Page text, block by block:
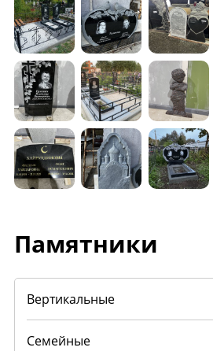
Памятники
Вертикальные
Семейные